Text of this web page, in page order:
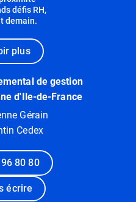
défis RH,
demain.
plus
de gestion
d'Ile-de-France
Gérain
Cedex
80 80
écrire